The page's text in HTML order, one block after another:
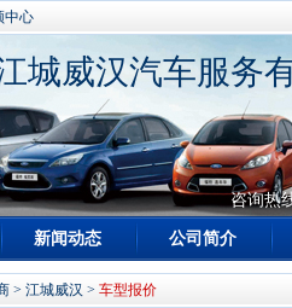
中心
城威汉汽车服务
咨询热
新闻动态 公司简介
> 江城威汉 > 车型报价